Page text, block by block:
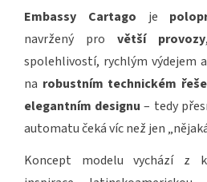
Embassy Cartago je
navržený pro větší provozy
spolehlivostí, rychlým výdejem
na robustním technickém
elegantním designu – tedy
automatu čeká víc než jen
Koncept modelu vychází z